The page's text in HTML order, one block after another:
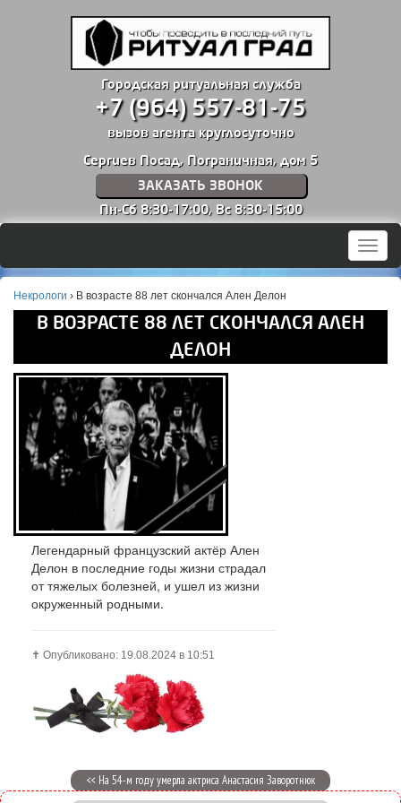
Городская ритуальная служба
+7 (964) 557-81-75
вызов агента круглосуточно
Сергиев Посад, Пограничная, дом 5
ЗАКАЗАТЬ ЗВОНОК
Пн-Сб 8:30-17:00, Вс 8:30-15:00
Меню
Некрологи › В возрасте 88 лет скончался Ален Делон
В ВОЗРАСТЕ 88 ЛЕТ СКОНЧАЛСЯ АЛЕН
ДЕЛОН
Легендарный французский актёр Ален
Делон в последние годы жизни страдал
от тяжелых болезней, и ушел из жизни
окруженный родными.
✝️ Опубликовано: 19.08.2024 в 10:51
<< На 54-м году умерла актриса Анастасия Заворотнюк